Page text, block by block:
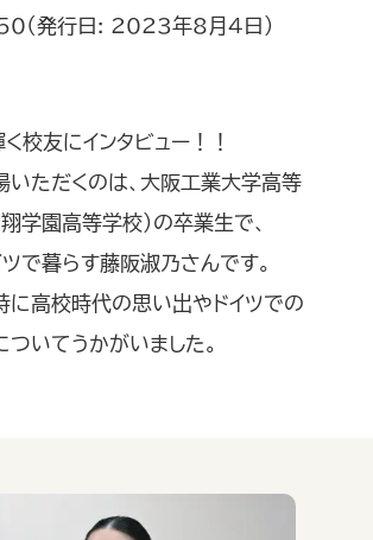
（発行日: 2023年8月4日）
校友にインタビュー！！
いただくのは、大阪工業大学高等
学園高等学校）の卒業生で、
で暮らす藤阪淑乃さんです。
に高校時代の思い出やドイツでの
いてうかがいました。